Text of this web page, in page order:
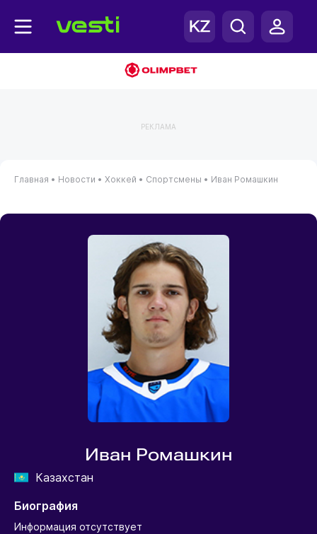
РЕКЛАМА
Главная • Новости • Хоккей • Спортсмены • Иван Ромашкин
Иван Ромашкин
Казахстан
Биография
Информация отсутствует